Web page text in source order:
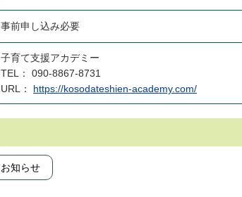
事前申し込み必要
子育て支援アカデミー
TEL： 090-8867-8731
URL： https://kosodateshien-academy.com/
お知らせ